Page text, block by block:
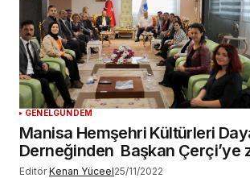
GENELGÜNDEM
Manisa Hemşehri Kültürleri
Derneğinden Başkan Çerçi’ye
Editör Kenan Yüceel25/11/2022